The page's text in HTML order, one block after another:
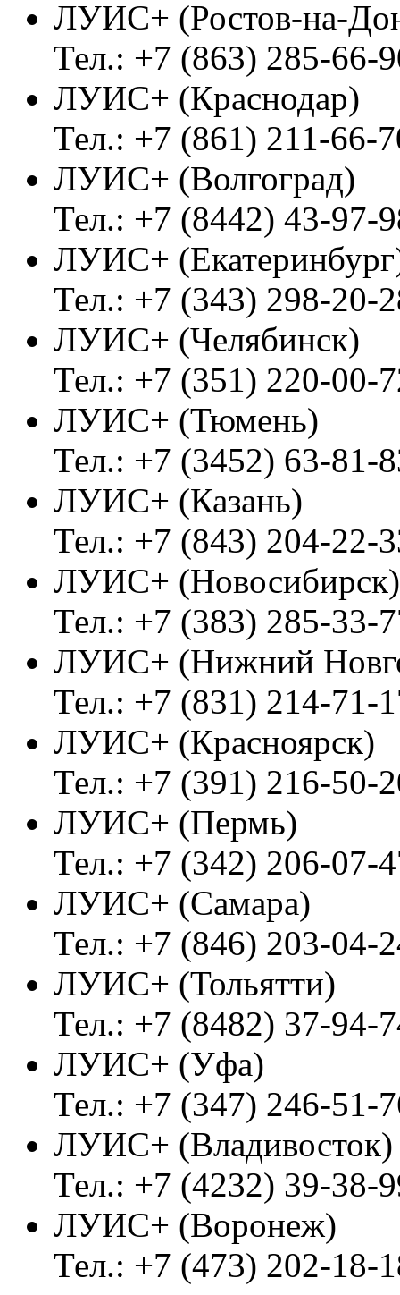
ЛУИС+ (Ростов-на-
Тел.: +7 (863) 285-66-
ЛУИС+ (Краснодар)
Тел.: +7 (861) 211-66-
ЛУИС+ (Волгоград)
Тел.: +7 (8442) 43-97-
ЛУИС+
Тел.: +7 (343) 298-20-
ЛУИС+ (Челябинск)
Тел.: +7 (351) 220-00-
ЛУИС+ (Тюмень)
Тел.: +7 (3452) 63-81-
ЛУИС+ (Казань)
Тел.: +7 (843) 204-22-
ЛУИС+ (Новосибирск)
Тел.: +7 (383) 285-33-
ЛУИС+ (Нижний
Тел.: +7 (831) 214-71-
ЛУИС+ (Красноярск)
Тел.: +7 (391) 216-50-
ЛУИС+ (Пермь)
Тел.: +7 (342) 206-07-
ЛУИС+ (Самара)
Тел.: +7 (846) 203-04-
ЛУИС+ (Тольятти)
Тел.: +7 (8482) 37-94-
ЛУИС+ (Уфа)
Тел.: +7 (347) 246-51-
ЛУИС+
Тел.: +7 (4232) 39-38-
ЛУИС+ (Воронеж)
Тел.: +7 (473) 202-18-